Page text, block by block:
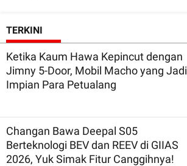
TERKINI
Ketika Kaum Hawa Kepincut dengan
Jimny 5-Door, Mobil Macho yang Jadi
Impian Para Petualang
Changan Bawa Deepal S05
Berteknologi BEV dan REEV di GIIAS
2026, Yuk Simak Fitur Canggihnya!